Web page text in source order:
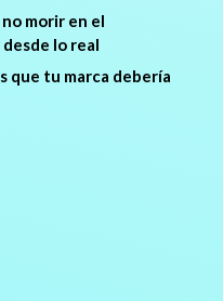
morir en el
lo real
que tu marca debería